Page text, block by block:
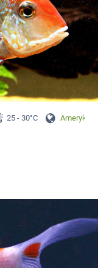
25 - 30°C Ameryka